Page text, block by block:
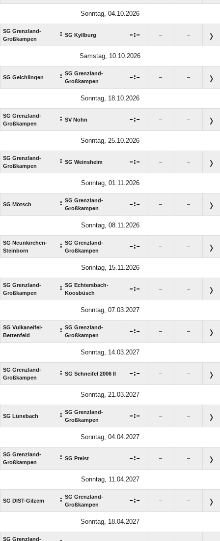
Sonntag, 04.10.2026
SG Grenzland-
Großkampen
: SG Kyllburg : – –
Samstag, 10.10.2026
SG Geichlingen : SG Grenzland-
Großkampen
: – –
Sonntag, 18.10.2026
SG Grenzland-
Großkampen
: SV Nohn : – –
Sonntag, 25.10.2026
SG Grenzland-
Großkampen
: SG Weinsheim : – –
Sonntag, 01.11.2026
SG Mötsch : SG Grenzland-
Großkampen
: – –
Sonntag, 08.11.2026
SG Neunkirchen-
Steinborn
: SG Grenzland-
Großkampen
: – –
Sonntag, 15.11.2026
SG Grenzland-
Großkampen
: SG Echtersbach-
Koosbüsch
: – –
Sonntag, 07.03.2027
SG Vulkaneifel-
Bettenfeld
: SG Grenzland-
Großkampen
: – –
Sonntag, 14.03.2027
SG Grenzland-
Großkampen
: SG Schneifel 2006 II : – –
Sonntag, 21.03.2027
SG Lünebach : SG Grenzland-
Großkampen
: – –
Sonntag, 04.04.2027
SG Grenzland-
Großkampen
: SG Preist : – –
Sonntag, 11.04.2027
SG DIST-Gilzem : SG Grenzland-
Großkampen
: – –
Sonntag, 18.04.2027
SG Grenzland-